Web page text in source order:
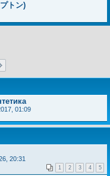
トン)
01:09
20:31
1 2 3 4 5